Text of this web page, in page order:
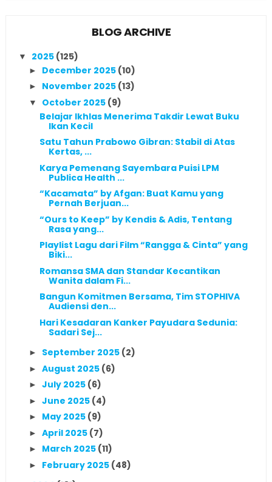
BLOG ARCHIVE
▼ 2025 (125)
► December 2025 (10)
► November 2025 (13)
▼ October 2025 (9)
Belajar Ikhlas Menerima Takdir Lewat Buku
Ikan Kecil
Satu Tahun Prabowo Gibran: Stabil di Atas
Kertas, ...
Karya Pemenang Sayembara Puisi LPM
Publica Health ...
“Kacamata” by Afgan: Buat Kamu yang
Pernah Berjuan...
“Ours to Keep” by Kendis & Adis, Tentang
Rasa yang...
Playlist Lagu dari Film “Rangga & Cinta” yang
Biki...
Romansa SMA dan Standar Kecantikan
Wanita dalam Fi...
Bangun Komitmen Bersama, Tim STOPHIVA
Audiensi den...
Hari Kesadaran Kanker Payudara Sedunia:
Sadari Sej...
► September 2025 (2)
► August 2025 (6)
► July 2025 (6)
► June 2025 (4)
► May 2025 (9)
► April 2025 (7)
► March 2025 (11)
► February 2025 (48)